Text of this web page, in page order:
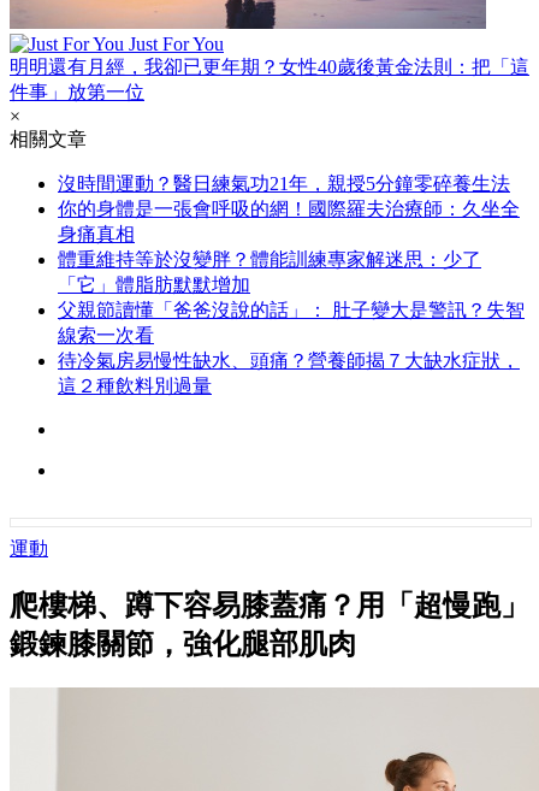
Just For You
明明還有月經，我卻已更年期？女性40歲後黃金法則：把「這
件事」放第一位
×
相關文章
沒時間運動？醫日練氣功21年，親授5分鐘零碎養生法
你的身體是一張會呼吸的網！國際羅夫治療師：久坐全
身痛真相
體重維持等於沒變胖？體能訓練專家解迷思：少了
「它」體脂肪默默增加
父親節讀懂「爸爸沒說的話」： 肚子變大是警訊？失智
線索一次看
待冷氣房易慢性缺水、頭痛？營養師揭７大缺水症狀，
這２種飲料別過量
運動
爬樓梯、蹲下容易膝蓋痛？用「超慢跑」
鍛鍊膝關節，強化腿部肌肉